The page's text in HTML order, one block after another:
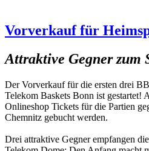
Vorverkauf für
Attraktive Gegner zum
Der Vorverkauf für die ersten drei
Telekom Baskets Bonn ist gestartet!
Onlineshop Tickets für die Partien
Chemnitz gebucht werden.
Drei attraktive Gegner empfangen